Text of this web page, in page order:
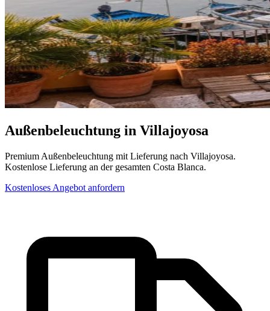
Außenbeleuchtung in Villajoyosa
Premium Außenbeleuchtung mit Lieferung nach Villajoyosa.
Kostenlose Lieferung an der gesamten Costa Blanca.
Kostenloses Angebot anfordern